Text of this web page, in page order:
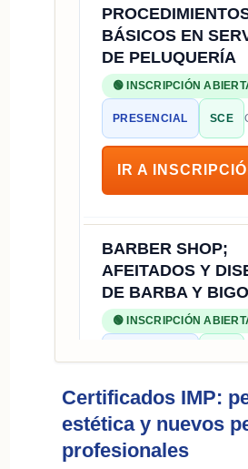
BÁSICOS EN
DE PELUQUERÍA
🟢 INSCRIPCIÓN
PRESENCIAL SCE
IR A
BARBER SHOP;
AFEITADOS Y
DE BARBA Y
🟢 INSCRIPCIÓN
IR A
Certificados IMP:
estética y nuevos
profesionales